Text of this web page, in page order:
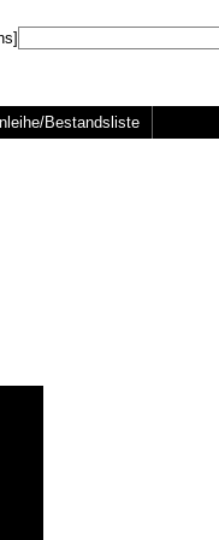
Bestandsliste